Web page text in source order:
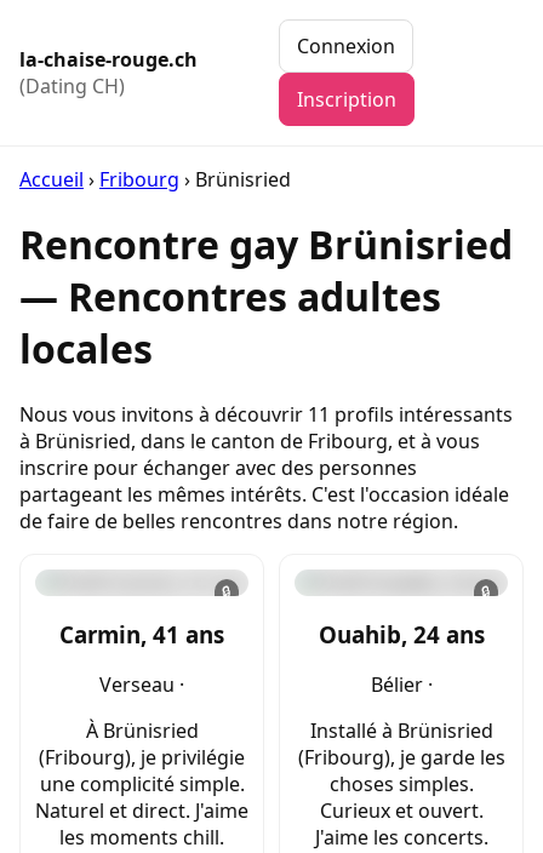
la-chaise-rouge.ch
(Dating CH)
Connexion
Inscription
Accueil › Fribourg › Brünisried
Rencontre gay Brünisried
— Rencontres adultes
locales
Nous vous invitons à découvrir 11 profils intéressants
à Brünisried, dans le canton de Fribourg, et à vous
inscrire pour échanger avec des personnes
partageant les mêmes intérêts. C'est l'occasion idéale
de faire de belles rencontres dans notre région.
🔒
Carmin, 41 ans
Verseau ·
À Brünisried
(Fribourg), je privilégie
une complicité simple.
Naturel et direct. J'aime
les moments chill.
🔒
Ouahib, 24 ans
Bélier ·
Installé à Brünisried
(Fribourg), je garde les
choses simples.
Curieux et ouvert.
J'aime les concerts.